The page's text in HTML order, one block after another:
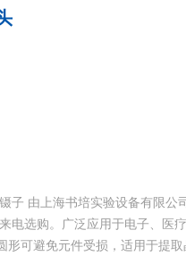
子 由上海书培实验设备有限公
电选购。广泛应用于电子、医
可避免元件受损，适用于提取